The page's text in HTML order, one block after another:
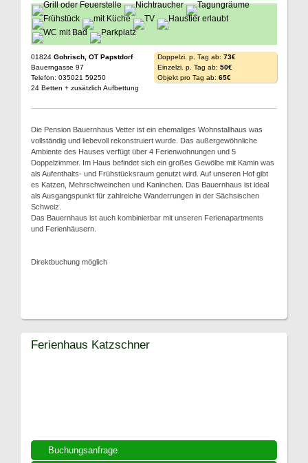
01824 Gohrisch, OT Papstdorf
Bauerngasse 97
Telefon: 035021 59250
24 Betten + zusätzlich Aufbettung
Doppelzi. p. Tag ab: 73€
Einzelzi. p. Tag ab: 50€
Objekt pro Tag ab: 65€
Die Pension Bauernhaus Vetter ist ein ehemaliges Wohnstallhaus was
vollständig und liebevoll rekonstruiert wurde. Das außergewöhnliche
Ambiente des Hauses verfügt über 4 Ferienwohnungen und 5
Doppelzimmer. Im Haus befindet sich ein großes Gewölbe mit Kamin was
als Aufenthalts- und Frühstücksraum genutzt wird. Auf unseren Hof gibt
es Katzen, Mehrschweinchen und Kaninchen. Das Bauernhaus ist ideal
als Ausgangspunkt für zahlreiche Wanderrungen in der Sächsischen
Schweiz.
Das Bauernhaus ist auch kombinierbar mit unseren Ferienapartments
und Ferienhäusern.
Direktbuchung möglich
Buchungsanfrage
Ferienhaus Katzschner